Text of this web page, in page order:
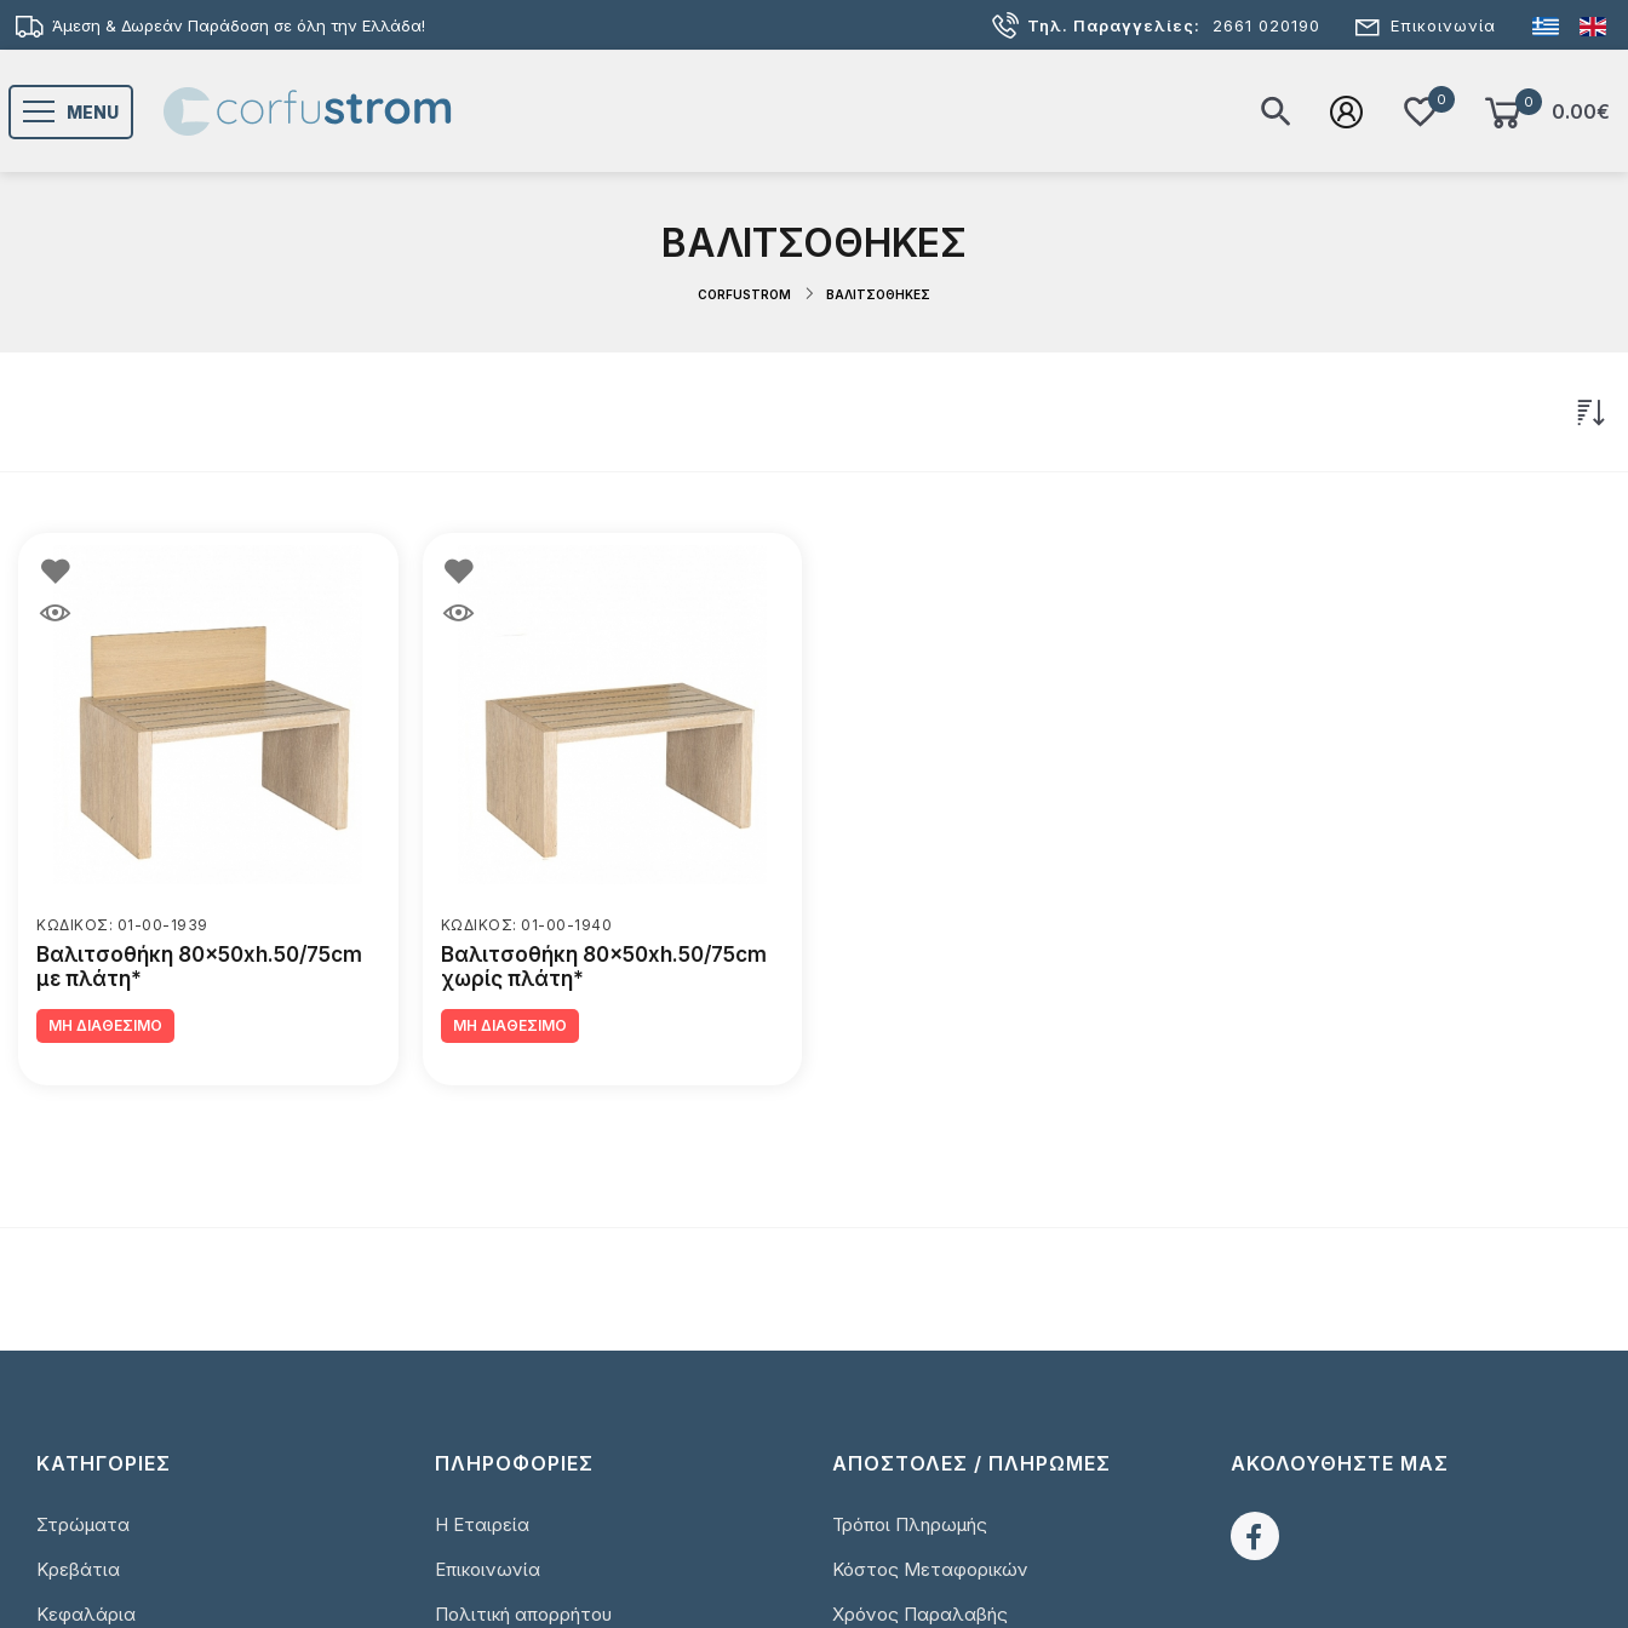
Άμεση & Δωρεάν Παράδοση σε όλη την Ελλάδα! Τηλ. Παραγγελίες: 2661 020190 Επικοινωνία
0 0 0.00€
ΒΑΛΙΤΣΟΘΗΚΕΣ
CORFUSTROM ΒΑΛΙΤΣΟΘΗΚΕΣ
ΚΩΔΙΚΟΣ: 01-00-1939
Βαλιτσοθήκη 80x50xh.50/75cm
με πλάτη*
ΜΗ ΔΙΑΘΕΣΙΜΟ
ΚΩΔΙΚΟΣ: 01-00-1940
Βαλιτσοθήκη 80x50xh.50/75cm
χωρίς πλάτη*
ΜΗ ΔΙΑΘΕΣΙΜΟ
ΚΑΤΗΓΟΡΙΕΣ
Στρώματα
Κρεβάτια
Κεφαλάρια
ΠΛΗΡΟΦΟΡΙΕΣ
Η Εταιρεία
Επικοινωνία
Πολιτική απορρήτου
ΑΠΟΣΤΟΛΕΣ / ΠΛΗΡΩΜΕΣ
Τρόποι Πληρωμής
Κόστος Μεταφορικών
Χρόνος Παραλαβής
ΑΚΟΛΟΥΘΗΣΤΕ ΜΑΣ